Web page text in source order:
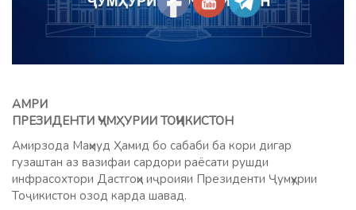
АМРИ
ПРЕЗИДЕНТИ ҶУМҲУРИИ ТОҶИКИСТОН
Амирзода Маҳмуд Ҳамид бо сабаби ба кори дигар
гузаштан аз вазифаи сардори раёсати рушди
инфрасохтори Дастгоҳи иҷроияи Президенти Ҷумҳурии
Тоҷикистон озод карда шавад.